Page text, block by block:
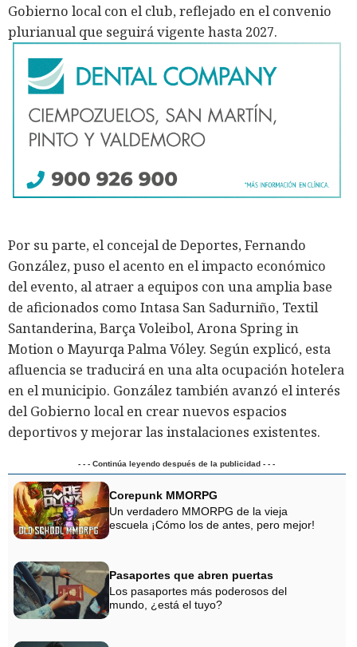
Gobierno local con el club, reflejado en el convenio
plurianual que seguirá vigente hasta 2027.
Por su parte, el concejal de Deportes, Fernando
González, puso el acento en el impacto económico
del evento, al atraer a equipos con una amplia base
de aficionados como Intasa San Sadurniño, Textil
Santanderina, Barça Voleibol, Arona Spring in
Motion o Mayurqa Palma Vóley. Según explicó, esta
afluencia se traducirá en una alta ocupación hotelera
en el municipio. González también avanzó el interés
del Gobierno local en crear nuevos espacios
deportivos y mejorar las instalaciones existentes.
- - - Continúa leyendo después de la publicidad - - -
Corepunk MMORPG
Un verdadero MMORPG de la vieja
escuela ¡Cómo los de antes, pero mejor!
Pasaportes que abren puertas
Los pasaportes más poderosos del
mundo, ¿está el tuyo?